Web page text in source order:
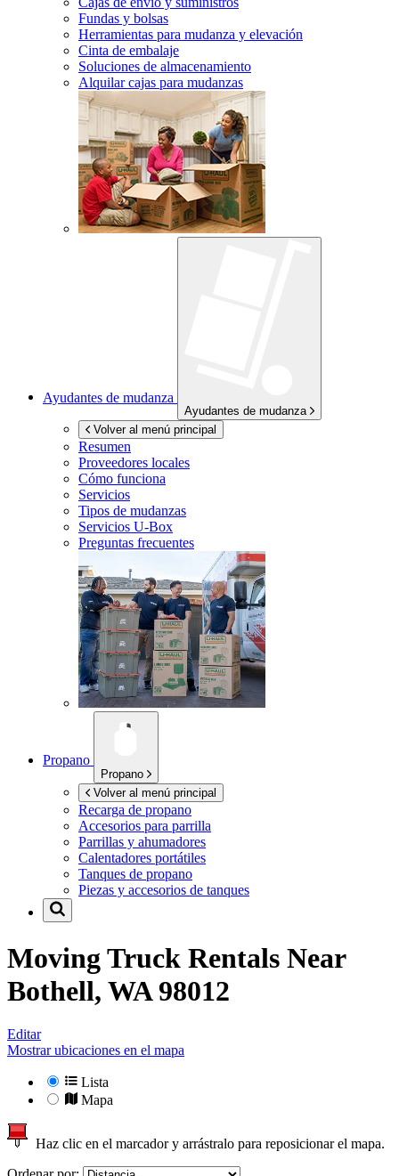
Fundas y bolsas
Herramientas para mudanza y elevación
Cinta de embalaje
Soluciones de almacenamiento
Alquilar cajas para mudanzas
Ayudantes de mudanza
Ayudantes de mudanza
Volver al menú principal
Resumen
Proveedores locales
Cómo funciona
Servicios
Tipos de mudanzas
Servicios U-Box
Preguntas frecuentes
Propano
Propano
Volver al menú principal
Recarga de propano
Accesorios para parrilla
Parrillas y ahumadores
Calentadores portátiles
Tanques de propano
Piezas y accesorios de tanques
Moving Truck Rentals Near
Bothell, WA 98012
Editar
Mostrar ubicaciones en el mapa
Lista
Mapa
Haz clic en el marcador y arrástralo para reposicionar el mapa.